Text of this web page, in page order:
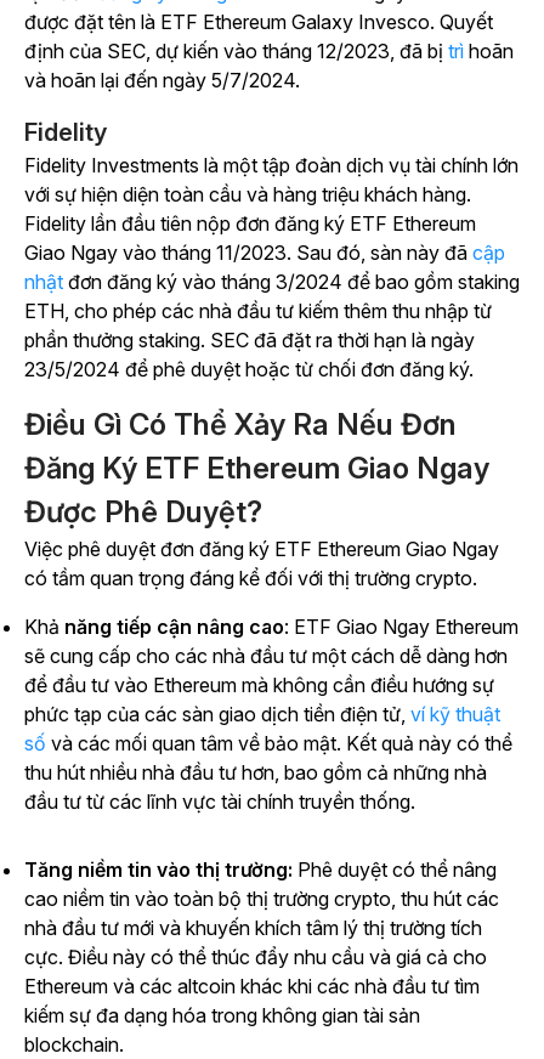
được đặt tên là ETF Ethereum Galaxy Invesco. Quyết
định của SEC, dự kiến vào tháng 12/2023, đã bị trì hoãn
và hoãn lại đến ngày 5/7/2024.
Fidelity
Fidelity Investments là một tập đoàn dịch vụ tài chính lớn
với sự hiện diện toàn cầu và hàng triệu khách hàng.
Fidelity lần đầu tiên nộp đơn đăng ký ETF Ethereum
Giao Ngay vào tháng 11/2023. Sau đó, sàn này đã cập
nhật đơn đăng ký vào tháng 3/2024 để bao gồm staking
ETH, cho phép các nhà đầu tư kiếm thêm thu nhập từ
phần thưởng staking. SEC đã đặt ra thời hạn là ngày
23/5/2024 để phê duyệt hoặc từ chối đơn đăng ký.
Điều Gì Có Thể Xảy Ra Nếu Đơn
Đăng Ký ETF Ethereum Giao Ngay
Được Phê Duyệt?
Việc phê duyệt đơn đăng ký ETF Ethereum Giao Ngay
có tầm quan trọng đáng kể đối với thị trường crypto.
Khả năng tiếp cận nâng cao: ETF Giao Ngay Ethereum
sẽ cung cấp cho các nhà đầu tư một cách dễ dàng hơn
để đầu tư vào Ethereum mà không cần điều hướng sự
phức tạp của các sàn giao dịch tiền điện tử, ví kỹ thuật
số và các mối quan tâm về bảo mật. Kết quả này có thể
thu hút nhiều nhà đầu tư hơn, bao gồm cả những nhà
đầu tư từ các lĩnh vực tài chính truyền thống.
Tăng niềm tin vào thị trường: Phê duyệt có thể nâng
cao niềm tin vào toàn bộ thị trường crypto, thu hút các
nhà đầu tư mới và khuyến khích tâm lý thị trường tích
cực. Điều này có thể thúc đẩy nhu cầu và giá cả cho
Ethereum và các altcoin khác khi các nhà đầu tư tìm
kiếm sự đa dạng hóa trong không gian tài sản
blockchain.